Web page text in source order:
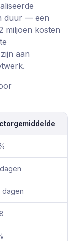
duur — een
miljoen kosten
aan
dagen